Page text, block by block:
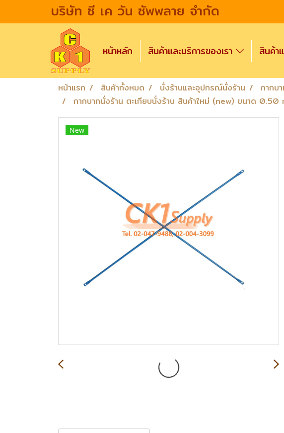
บริษัท ซี เค วัน ซัพพลาย จำกัด
หน้าหลัก สินค้าและบริการของเรา สินค้า
หน้าแรก สินค้าทั้งหมด นั่งร้านและอุปกรณ์นั่งร้าน กากบ
กากบาทนั่งร้าน ตะเกียบนั่งร้าน สินค้าใหม่ (new) ขนาด 0.50
New